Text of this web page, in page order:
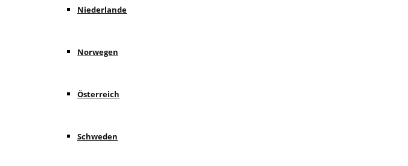
Niederlande
Norwegen
Österreich
Schweden